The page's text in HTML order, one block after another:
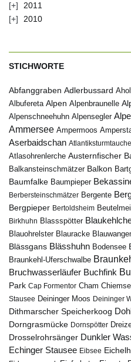
2011
2010
STICHWORTE
Abfanggraben Adlerbussard
Albufereta Alpen Alpenbraunelle
Alpenschneehuhn Alpensegler
Ammersee Ampermoos
Aserbaidschan
Atlasohrenlerche Austernfischer
Balkansteinschmätzer Balkon
Baumfalke Baumpieper
Berbersteinschmätzer Bergente
Bergpieper Bertoldsheim
Birkhuhn Blassspötter
Blauohrelster Blauracke
Blässgans Blässhuhn Bodensee
Braunkehl-Uferschwalbe
Bruchwasserläufer Buchfink
Park Cap Formentor Cham
Stausee Deininger Moos Deininger
Dithmarscher Speicherkoog
Dorngrasmücke Dornspötter
Drosselrohrsänger Dunkler
Echinger Stausee Eibsee